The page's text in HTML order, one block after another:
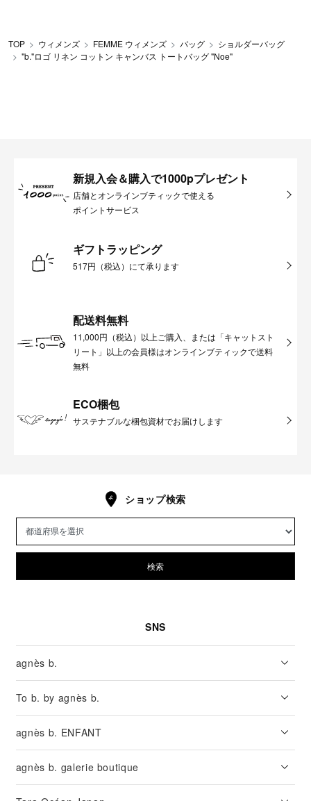
TOP ウィメンズ FEMME ウィメンズ バッグ
ショルダーバッグ
"b."ロゴ リネン コットン キャンバス トートバッグ "Noe"
新規入会＆購入で1000pプレゼント
店舗とオンラインブティックで使える
ポイントサービス
ギフトラッピング
517円（税込）にて承ります
配送料無料
11,000円（税込）以上ご購入、または「キャットスト
リート」以上の会員様はオンラインブティックで送料
無料
ECO梱包
サステナブルな梱包資材でお届けします
ショップ検索
検索
SNS
agnès b.
To b. by agnès b.
agnès b. ENFANT
agnès b. galerie boutique